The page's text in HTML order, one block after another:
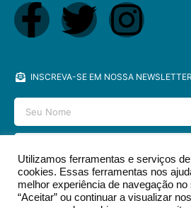
INSCREVA-SE EM NOSSA NEWSLETTER
ENVIAR
Utilizamos ferramentas e serviços
cookies. Essas ferramentas nos
melhor experiência de navegação
“Aceitar” ou continuar a visualizar